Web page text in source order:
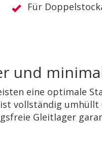
Für
und
eine optimale
vollständig umhüllt
Gleitlager